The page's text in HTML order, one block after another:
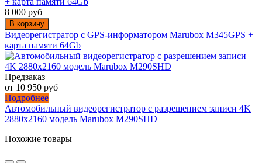
8 000 руб
В корзину
Видеорегистратор с GPS-информатором Marubox M345GPS +
карта памяти 64Gb
Предзаказ
от 10 950 руб
Подробнее
Автомобильный видеорегистратор с разрешением записи 4K
2880х2160 модель Marubox M290SHD
Похожие товары